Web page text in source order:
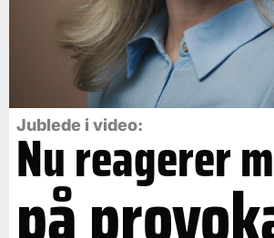
Jublede i video:
Nu reagerer